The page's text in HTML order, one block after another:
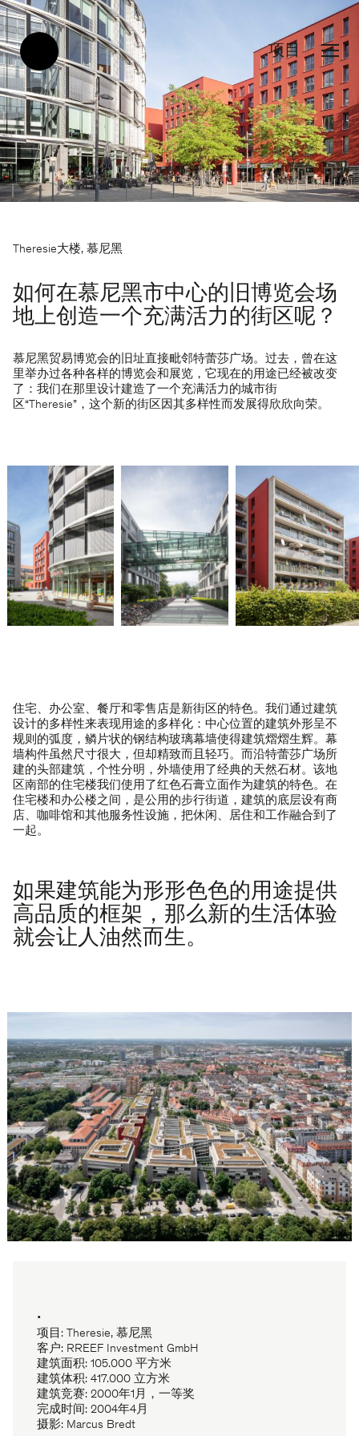
项目
Theresie大楼, 慕尼黑
如何在慕尼黑市中心的旧博览会场
地上创造一个充满活力的街区呢？
慕尼黑贸易博览会的旧址直接毗邻特蕾莎广场。过去，曾在这
里举办过各种各样的博览会和展览，它现在的用途已经被改变
了：我们在那里设计建造了一个充满活力的城市街
区“Theresie”，这个新的街区因其多样性而发展得欣欣向荣。
住宅、办公室、餐厅和零售店是新街区的特色。我们通过建筑
设计的多样性来表现用途的多样化：中心位置的建筑外形呈不
规则的弧度，鳞片状的钢结构玻璃幕墙使得建筑熠熠生辉。幕
墙构件虽然尺寸很大，但却精致而且轻巧。而沿特蕾莎广场所
建的头部建筑，个性分明，外墙使用了经典的天然石材。该地
区南部的住宅楼我们使用了红色石膏立面作为建筑的特色。在
住宅楼和办公楼之间，是公用的步行街道，建筑的底层设有商
店、咖啡馆和其他服务性设施，把休闲、居住和工作融合到了
一起。
如果建筑能为形形色色的用途提供
高品质的框架，那么新的生活体验
就会让人油然而生。
•
项目: Theresie, 慕尼黑
客户: RREEF Investment GmbH
建筑面积: 105.000 平方米
建筑体积: 417.000 立方米
建筑竞赛: 2000年1月，一等奖
完成时间: 2004年4月
摄影: Marcus Bredt